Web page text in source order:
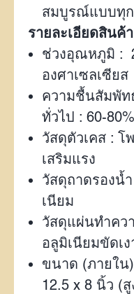
สมบูรณ์แบบทุก
รายละเอียดสินค้า
ช่วงอุณหภูมิ :
องศาเซลเซียส
ความชื้นสัมพัท
ทั่วไป : 60-80%
วัสดุตัวเคส : โ
เสริมแรง
วัสดุถาดรองน้
เนียม
วัสดุแผ่นทำคว
อลูมิเนียมขัดเ
ขนาด (ภายใน
12.5 x 8 นิ้ว (สู